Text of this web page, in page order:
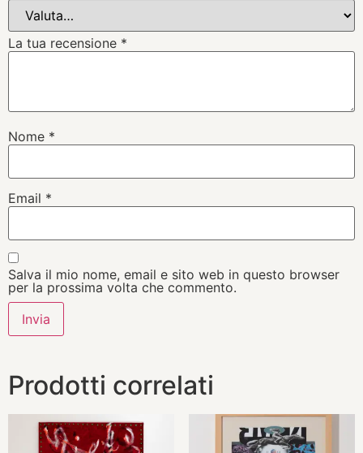
La tua recensione *
Nome *
Email *
Salva il mio nome, email e sito web in questo browser
per la prossima volta che commento.
Prodotti correlati